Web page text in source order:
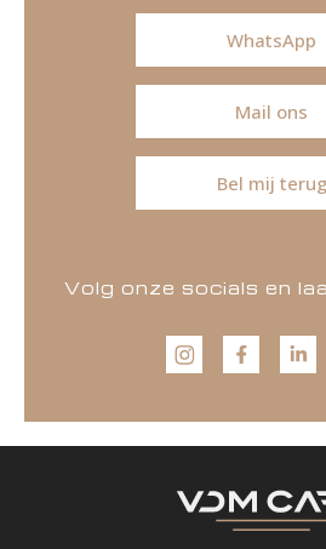
WhatsApp
Mail ons
Bel mij terug
Volg onze socials en